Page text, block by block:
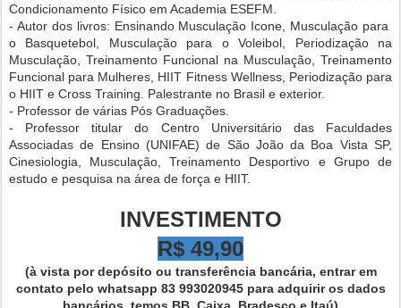
Condicionamento Físico em Academia ESEFM.
- Autor dos livros: Ensinando Musculação Icone, Musculação para
o Basquetebol, Musculação para o Voleibol, Periodização na
Musculação, Treinamento Funcional na Musculação, Treinamento
Funcional para Mulheres, HIIT Fitness Wellness, Periodização para
o HIIT e Cross Training. Palestrante no Brasil e exterior.
- Professor de várias Pós Graduações.
- Professor titular do Centro Universitário das Faculdades
Associadas de Ensino (UNIFAE) de São João da Boa Vista SP,
Cinesiologia, Musculação, Treinamento Desportivo e Grupo de
estudo e pesquisa na área de força e HIIT.
INVESTIMENTO
R$ 49,90
(à vista por depósito ou transferência bancária, entrar em
contato pelo whatsapp 83 993020945 para adquirir os dados